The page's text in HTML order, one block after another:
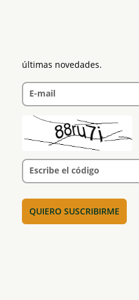
últimas novedades.
E-mail
Escribe el código